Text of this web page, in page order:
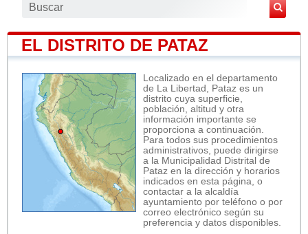
EL DISTRITO DE PATAZ
Localizado en el departamento
de La Libertad, Pataz es un
distrito cuya superficie,
población, altitud y otra
información importante se
proporciona a continuación.
Para todos sus procedimientos
administrativos, puede dirigirse
a la Municipalidad Distrital de
Pataz en la dirección y horarios
indicados en esta página, o
contactar a la alcaldía
ayuntamiento por teléfono o por
correo electrónico según su
preferencia y datos disponibles.